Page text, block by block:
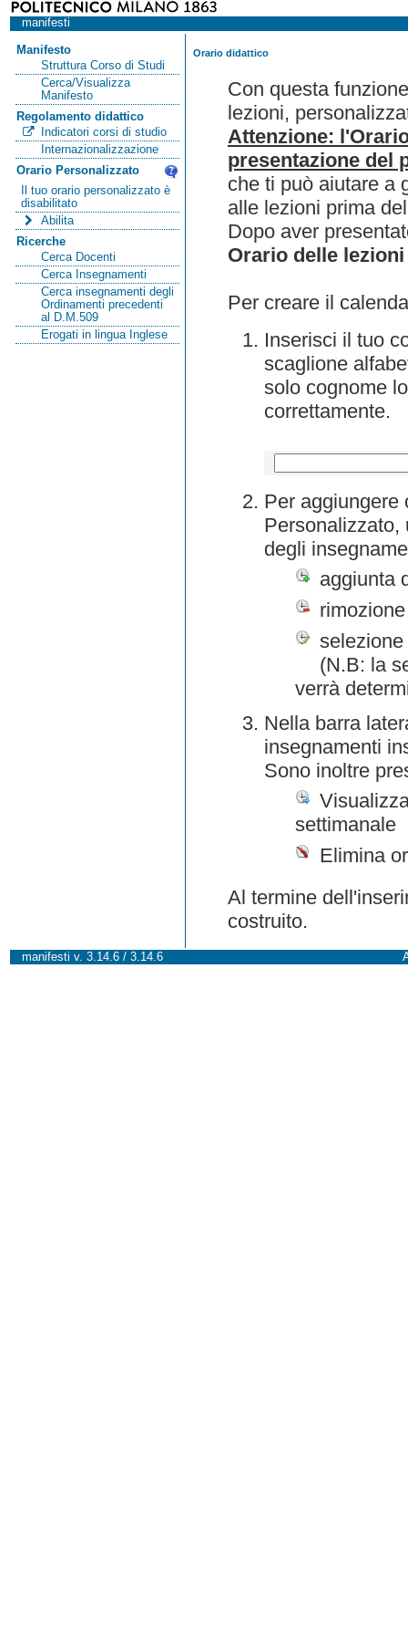
manifesti
Manifesto
Struttura Corso di Studi
Cerca/Visualizza
Manifesto
Regolamento didattico
Indicatori corsi di studio
Internazionalizzazione
Orario Personalizzato
Il tuo orario personalizzato è
disabilitato
Abilita
Ricerche
Cerca Docenti
Cerca Insegnamenti
Cerca insegnamenti degli
Ordinamenti precedenti
al D.M.509
Erogati in lingua Inglese
Orario didattico
Con questa
lezioni,
Attenzione:
presentazione del
che ti può aiutare a
alle lezioni prima
Dopo aver
Orario delle lezioni
Per creare il
Inserisci il tuo
scaglione
solo cognome
correttamente.
Per aggiungere
Personalizzato,
degli
aggiunta
(N.B: la
verrà
Nella barra
insegnamenti
Sono inoltre
settimanale
Elimina
Al termine
costruito.
manifesti v. 3.14.6 / 3.14.6